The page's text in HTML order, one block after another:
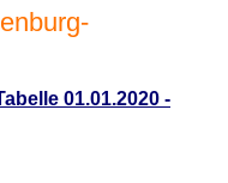
01.01.2020 -